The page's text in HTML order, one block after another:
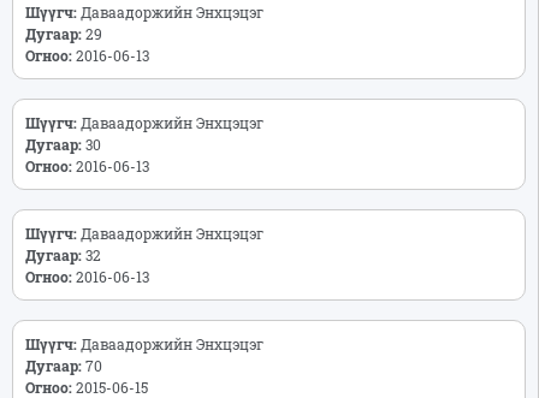
Шүүгч: Даваадоржийн Энхцэцэг
Дугаар:29
Огноо:2016-06-13
Шүүгч: Даваадоржийн Энхцэцэг
Дугаар:30
Огноо:2016-06-13
Шүүгч: Даваадоржийн Энхцэцэг
Дугаар:32
Огноо:2016-06-13
Шүүгч: Даваадоржийн Энхцэцэг
Дугаар:70
Огноо:2015-06-15